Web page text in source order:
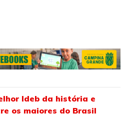
Ideb da história e
os maiores do Brasil